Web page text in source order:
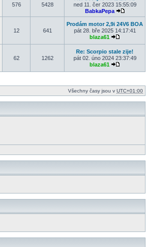
576 5428
ned 11. čer 2023 15:55:09
BabkaPepa
Zobrazit
12 641
Prodám motor 2,9i 24V6 BOA
pát 28. bře 2025 14:17:41
blaza61
62 1262
Re: Scorpio stale zije!
pát 02. úno 2024 23:37:49
blaza61
Všechny časy jsou v UTC+01:00